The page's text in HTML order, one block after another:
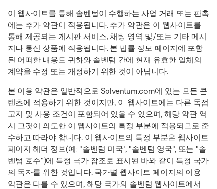
이 웹사이트를 통해 솔벤텀이 수행하는 사업 거래 또는 판촉
에는 추가 약관이 적용됩니다. 추가 약관은 이 웹사이트를
통해 제공되는 게시판 서비스, 채팅 영역 및/또는 기타 메시
지나 통신 상품에 적용됩니다. 본 법률 정보 페이지에 포함
된 어떠한 내용도 귀하와 솔벤텀 간에 현재 유효한 일체의
계약을 수정 또는 개정하기 위한 것이 아닙니다.
본 이용 약관은 일반적으로 Solventum.com에 있는 모든 콘
텐츠에 적용하기 위한 것이지만, 이 웹사이트에는 다른 독점
고지 및 사용 조건이 포함되어 있을 수 있으며, 해당 약관 역
시 그것이 의도한 이 웹사이트의 특정 부분에 적용되므로 준
수하고 따라야 합니다. 이 웹사이트의 특정 부분은 웹사이트
페이지 헤더 정보(예: "솔벤텀 미국", "솔벤텀 영국", 또는 "솔
벤텀 호주")에 특정 국가 참조로 표시된 바와 같이 특정 국가
의 독자를 위한 것입니다. 국가별 웹사이트 페이지의 이용
약관은 다를 수 있으며, 해당 국가의 솔벤텀 웹사이트에서